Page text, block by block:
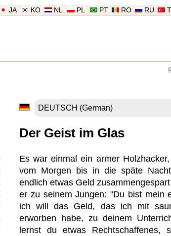
RU
RO
PT
PL
NL
KO
JA
Der Geist im Glas
Es war einmal ein armer
vom Morgen bis in die späte
endlich etwas Geld
er zu seinem Jungen: "Du bist mein
ich will das Geld, das ich mit
erworben habe, zu deinem
lernst du etwas Rechtschaffenes,